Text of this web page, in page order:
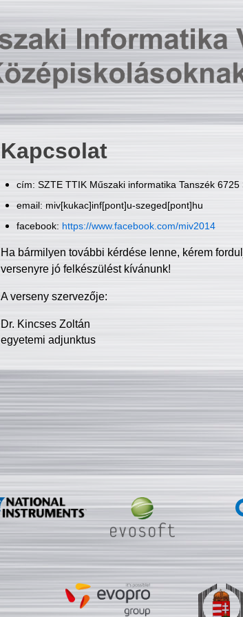
Kapcsolat
cím: SZTE TTIK Műszaki informatika Tanszék
email: miv[kukac]inf[pont]u-szeged[pont]hu
facebook: https://www.facebook.com/miv2014
Ha bármilyen további kérdése lenne, kérem
versenyre jó felkészülést kívánunk!
A verseny szervezője:
Dr. Kincses Zoltán
egyetemi adjunktus